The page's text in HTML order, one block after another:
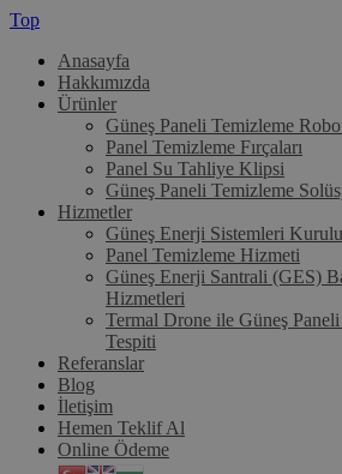
Top
Anasayfa
Hakkımızda
Ürünler
Güneş Paneli Temizleme
Panel Temizleme Fırçaları
Panel Su Tahliye Klipsi
Güneş Paneli Temizleme
Hizmetler
Güneş Enerji Sistemleri
Panel Temizleme Hizmeti
Güneş Enerji Santrali (GES)
Hizmetleri
Termal Drone ile Güneş
Tespiti
Referanslar
Blog
İletişim
Hemen Teklif Al
Online Ödeme